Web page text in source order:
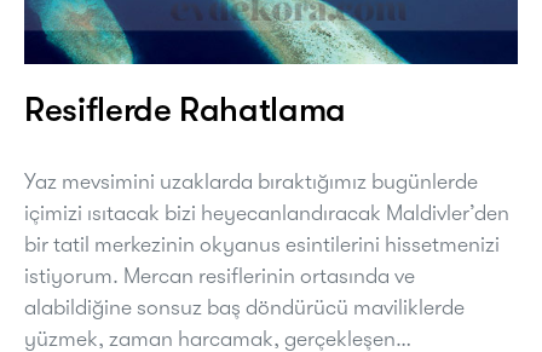
Resiflerde Rahatlama
Yaz mevsimini uzaklarda bıraktığımız bugünlerde
içimizi ısıtacak bizi heyecanlandıracak Maldivler’den
bir tatil merkezinin okyanus esintilerini hissetmenizi
istiyorum. Mercan resiflerinin ortasında ve
alabildiğine sonsuz baş döndürücü maviliklerde
yüzmek, zaman harcamak, gerçekleşen…